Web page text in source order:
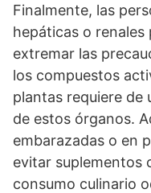
Finalmente, las
hepáticas o
extremar las
los compuestos
plantas requiere
de estos órganos.
embarazadas o en
evitar suplementos
consumo culinario